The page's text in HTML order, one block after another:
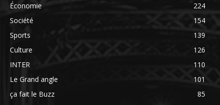
Économie
224
Société
154
Sports
139
Culture
126
INTER
110
Le Grand angle
101
ça fait le Buzz
85